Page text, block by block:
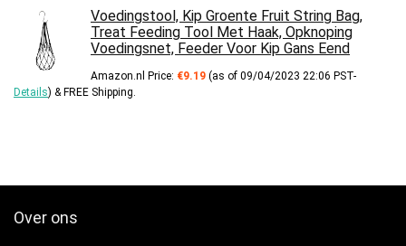
Voedingstool, Kip Groente Fruit String Bag,
Treat Feeding Tool Met Haak, Opknoping
Voedingsnet, Feeder Voor Kip Gans Eend
Amazon.nl Price: €9.19 (as of 09/04/2023 22:06 PST-
Details) & FREE Shipping
Over ons